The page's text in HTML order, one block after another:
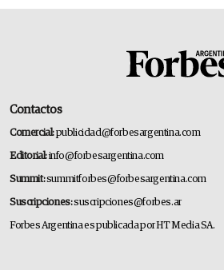
Contactos
Comercial:publicidad@forbesargentina.com
Editorial:info@forbesargentina.com
Summit:summitforbes@forbesargentina.com
Suscripciones:suscripciones@forbes.ar
Forbes Argentina es publicada por HT Media SA.